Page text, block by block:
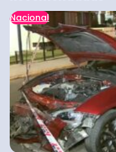
Nacional